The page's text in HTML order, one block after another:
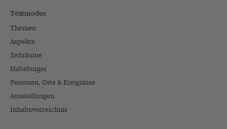
Textmodus
Themen
Aspekte
Zeiträume
Habsburger
Personen, Orte & Ereignisse
Ausstellungen
Inhaltsverzeichnis